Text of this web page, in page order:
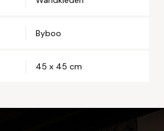
Byboo
45 x 45 cm